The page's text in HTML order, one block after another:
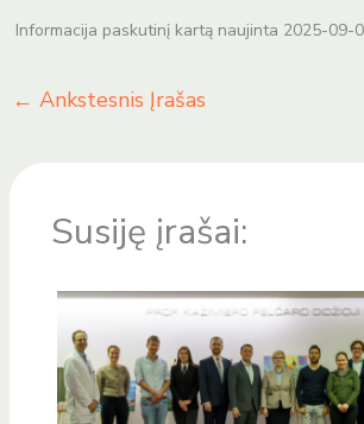
Informacija paskutinį kartą naujinta 2025-09-
← Ankstesnis Įrašas
Susiję įrašai: